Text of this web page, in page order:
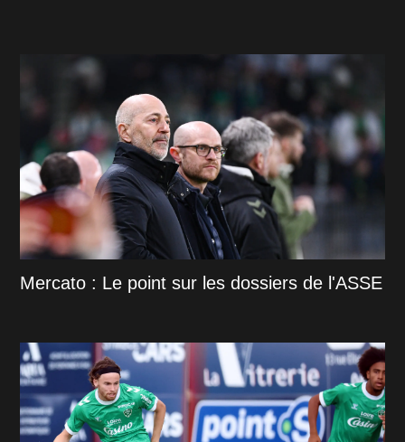
Mercato : Le point sur les dossiers de l'ASSE